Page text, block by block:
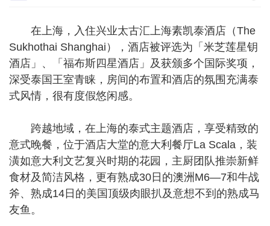
在上海，入住兴业太古汇上海素凯泰酒店（The
Sukhothai Shanghai），酒店被评选为「米芝莲星钥
酒店」、「福布斯四星酒店」及获颁多个国际奖项，
深受泰国王室青睐，房间的布置和酒店的氛围充满泰
式风情，很有度假悠闲感。
跨越地域，在上海的泰式主题酒店，享受精致的
意式晚餐，位于酒店大堂的意大利餐厅La Scala，装
潢如意大利文艺复兴时期的花园，主厨团队推崇新鲜
食材及简洁风格，更有熟成30日的澳洲M6—7和牛战
斧、熟成14日的美国顶级肉眼扒及意想不到的熟成马
友鱼。